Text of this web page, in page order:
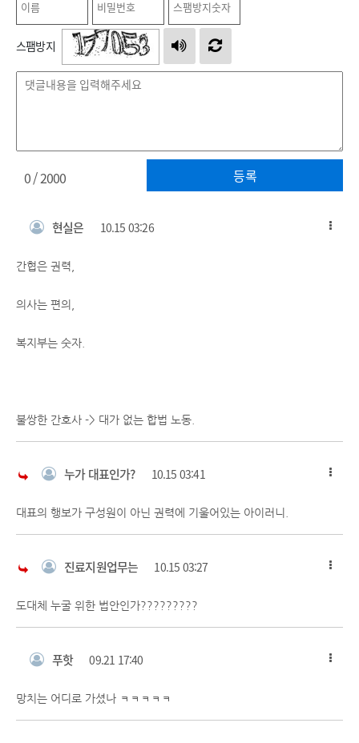
스팸방지
등록
0/ 2000
현실은 10.15 03:26
간협은 권력,
의사는 편의,
복지부는 숫자.
불쌍한 간호사 -> 대가 없는 합법 노동.
누가 대표인가? 10.15 03:41
대표의 행보가 구성원이 아닌 권력에 기울어있는 아이러니.
진료지원업무는 10.15 03:27
도대체 누굴 위한 법안인가?????????
푸핫 09.21 17:40
망치는 어디로 가셨나 ㅋㅋㅋㅋㅋ